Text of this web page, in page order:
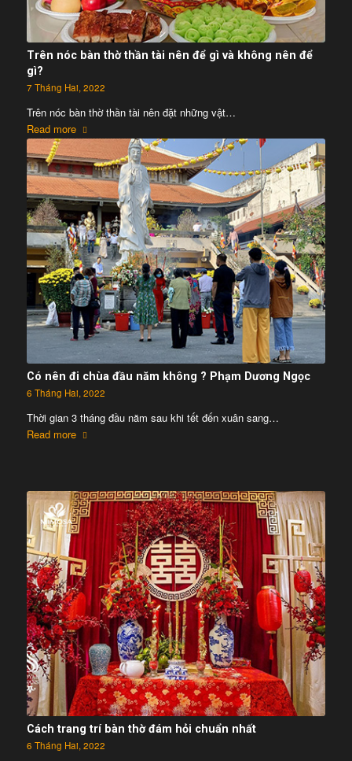
Trên nóc bàn thờ thần tài nên để gì và không nên để
gì?
7 Tháng Hai, 2022
Trên nóc bàn thờ thần tài nên đặt những vật…
Read more
Có nên đi chùa đầu năm không ? Phạm Dương Ngọc
6 Tháng Hai, 2022
Thời gian 3 tháng đầu năm sau khi tết đến xuân sang…
Read more
Cách trang trí bàn thờ đám hỏi chuẩn nhất
6 Tháng Hai, 2022